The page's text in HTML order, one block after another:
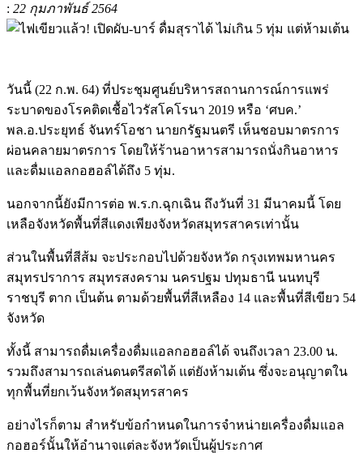
: 22 กุมภาพันธ์ 2564
วันนี้ (22 ก.พ. 64) ที่ประชุมศูนย์บริหารสถานการณ์การแพร่
ระบาดของโรคติดเชื้อไวรัสโคโรนา 2019 หรือ ‘ศบค.’
พล.อ.ประยุทธ์ จันทร์โอชา นายกรัฐมนตรี เห็นชอบมาตรการ
ผ่อนคลายมาตรการ โดยให้ร้านอาหารสามารถนั่งกินอาหาร
และดื่มแอลกอฮอล์ได้ถึง 5 ทุ่ม.
นอกจากนี้ยังมีการต่อ พ.ร.ก.ฉุกเฉิน ถึงวันที่ 31 มีนาคมนี้ โดย
เหลือจังหวัดพื้นที่สีแดงเพียงจังหวัดสมุทรสาครเท่านั้น
ส่วนในพื้นที่สีส้ม จะประกอบไปด้วยจังหวัด กรุงเทพมหานคร
สมุทรปราการ สมุทรสงคราม นครปฐม ปทุมธานี นนทบุรี
ราชบุรี ตาก เป็นต้น ตามด้วยพื้นที่สีเหลือง 14 และพื้นที่สีเขียว 54
จังหวัด
ทั้งนี้ สามารถดื่มเครื่องดื่มแอลกอฮอล์ได้ จนถึงเวลา 23.00 น.
รวมถึงสามารถเล่นดนตรีสดได้ แต่ยังห้ามเต้น ซึ่งจะอนุญาตใน
ทุกพื้นที่ยกเว้นจังหวัดสมุทรสาคร
อย่างไรก็ตาม สำหรับข้อกำหนดในการจำหน่ายเครื่องดื่มแอล
กอฮอร์นั้นให้อำนาจแต่ละจังหวัดเป็นผู้ประกาศ